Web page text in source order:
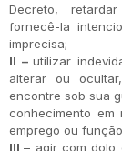
Decreto,
fornecê-la
imprecisa;
II –utilizar
alterar ou
encontre sob sua
conhecimento
emprego ou
III– agir com dolo